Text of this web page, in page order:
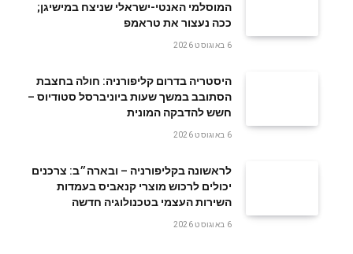
המוסלמי האנטי-ישראלי שניצח במישיגן;
ככה נעצור את טראמפ
6 באוגוסט 2026
היסטריה בדרום קליפורניה: חולה בחצבת
הסתובב במשך שעות ביוניברסל סטודיוס –
חשש להדבקה המונית
6 באוגוסט 2026
לראשונה בקליפורניה – ובארה״ב: צרכנים
יכולים לרכוש מוצרי קנאביס בעמדות
השירות העצמי בטכנולוגיה חדשה
6 באוגוסט 2026